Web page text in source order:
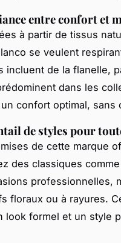
entre confort et
à partir de tissus
se veulent
incluent de la flanelle,
dans les
confort optimal, sans
de styles pour
de cette marque
des classiques
professionnelles,
floraux ou à rayures.
look formel et un style